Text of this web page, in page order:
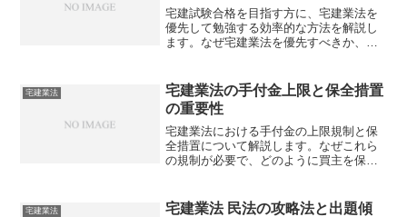
宅建試験合格を目指す方に、宅建業法を
優先して勉強する効率的な方法を解説し
ます。なぜ宅建業法を優先すべきか、ど
ょうか？
宅建業法
宅建業法の手付金上限と保全措置
の重要性
宅建業法における手付金の上限規制と保
全措置について解説します。なぜこれら
の規制が必要で、どのように買主を保護
宅建業法
宅建業法 民法の攻略法と出題傾